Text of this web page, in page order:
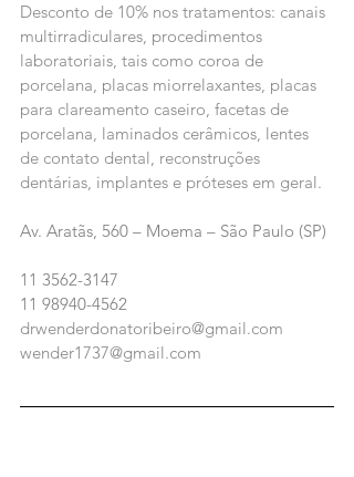
Desconto de 10% nos tratamentos: canais
multirradiculares, procedimentos
laboratoriais, tais como coroa de
porcelana, placas miorrelaxantes, placas
para clareamento caseiro, facetas de
porcelana, laminados cerâmicos, lentes
de contato dental, reconstruções
dentárias, implantes e próteses em geral.
Av. Aratãs, 560 – Moema – São Paulo (SP)
11 3562-3147
11 98940-4562
drwenderdonatoribeiro@gmail.com
wender1737@gmail.com